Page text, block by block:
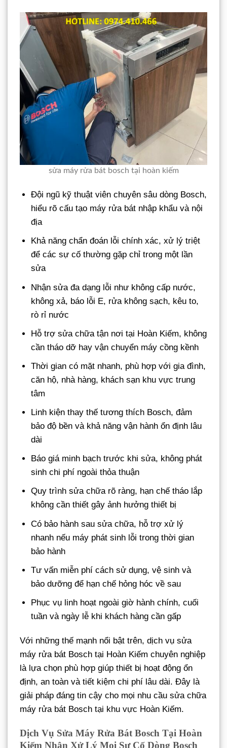
sửa máy rửa bát bosch tại hoàn kiếm
Đội ngũ kỹ thuật viên chuyên sâu dòng Bosch,
hiểu rõ cấu tạo máy rửa bát nhập khẩu và nội
địa
Khả năng chẩn đoán lỗi chính xác, xử lý triệt
để các sự cố thường gặp chỉ trong một lần
sửa
Nhận sửa đa dạng lỗi như không cấp nước,
không xả, báo lỗi E, rửa không sạch, kêu to,
rò rỉ nước
Hỗ trợ sửa chữa tận nơi tại Hoàn Kiếm, không
cần tháo dỡ hay vận chuyển máy cồng kềnh
Thời gian có mặt nhanh, phù hợp với gia đình,
căn hộ, nhà hàng, khách sạn khu vực trung
tâm
Linh kiện thay thế tương thích Bosch, đảm
bảo độ bền và khả năng vận hành ổn định lâu
dài
Báo giá minh bạch trước khi sửa, không phát
sinh chi phí ngoài thỏa thuận
Quy trình sửa chữa rõ ràng, hạn chế tháo lắp
không cần thiết gây ảnh hưởng thiết bị
Có bảo hành sau sửa chữa, hỗ trợ xử lý
nhanh nếu máy phát sinh lỗi trong thời gian
bảo hành
Tư vấn miễn phí cách sử dụng, vệ sinh và
bảo dưỡng để hạn chế hỏng hóc về sau
Phục vụ linh hoạt ngoài giờ hành chính, cuối
tuần và ngày lễ khi khách hàng cần gấp
Với những thế mạnh nổi bật trên, dịch vụ sửa
máy rửa bát Bosch tại Hoàn Kiếm chuyên nghiệp
là lựa chọn phù hợp giúp thiết bị hoạt động ổn
định, an toàn và tiết kiệm chi phí lâu dài. Đây là
giải pháp đáng tin cậy cho mọi nhu cầu sửa chữa
máy rửa bát Bosch tại khu vực Hoàn Kiếm.
Dịch Vụ Sửa Máy Rửa Bát Bosch Tại Hoàn
Kiếm Nhận Xử Lý Mọi Sự Cố Dòng Bosch